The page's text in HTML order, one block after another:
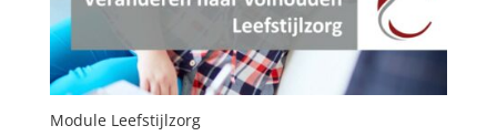
Module Leefstijlzorg